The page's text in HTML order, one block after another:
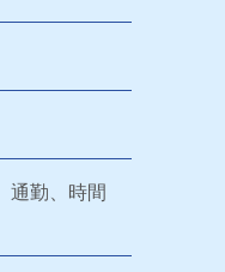
通勤、時間